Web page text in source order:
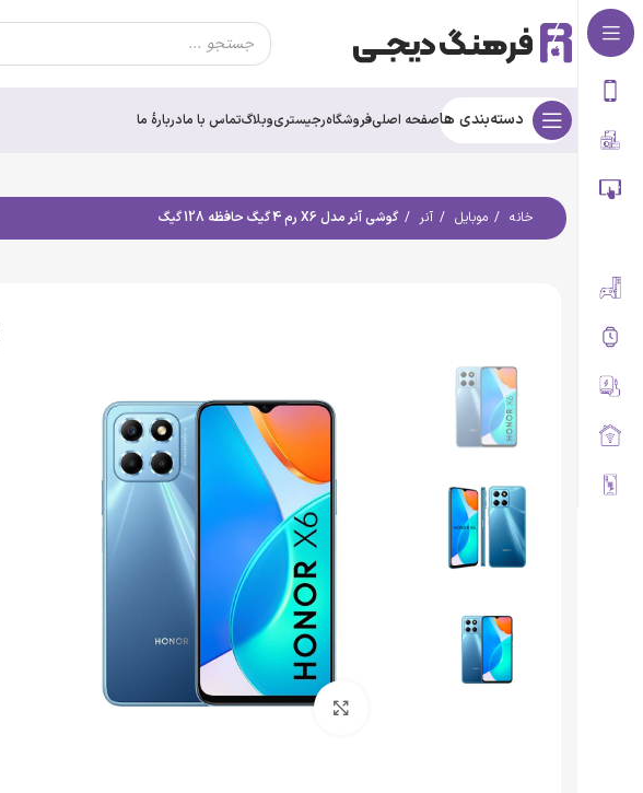
دسته‌بندی هاصفحه اصلیفروشگاهرجیستریوبلاگتماس با مادرباره‌ٔ ما
خانه موبایل آنر گوشی آنر مدل X6 رم 4 گیگ حافظه 128 گیگ
برای بزرگنمایی کلیک کنید